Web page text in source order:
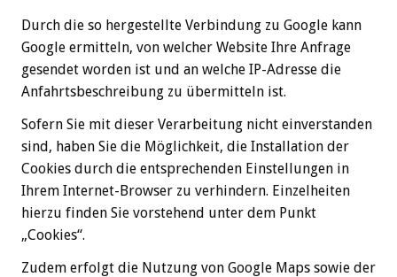
Durch die so hergestellte Verbindung zu Google kann
Google ermitteln, von welcher Website Ihre Anfrage
gesendet worden ist und an welche IP-Adresse die
Anfahrtsbeschreibung zu übermitteln ist.
Sofern Sie mit dieser Verarbeitung nicht einverstanden
sind, haben Sie die Möglichkeit, die Installation der
Cookies durch die entsprechenden Einstellungen in
Ihrem Internet-Browser zu verhindern. Einzelheiten
hierzu finden Sie vorstehend unter dem Punkt
„Cookies“.
Zudem erfolgt die Nutzung von Google Maps sowie der